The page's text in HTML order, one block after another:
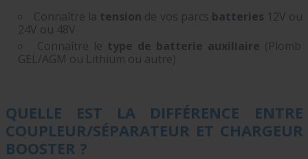
Connaître la tension de vos parcs batteries 12V ou
24V ou 48V
Connaître le type de batterie auxiliaire (Plomb
GEL/AGM ou Lithium ou autre)
QUELLE EST LA DIFFÉRENCE ENTRE
COUPLEUR/SÉPARATEUR ET CHARGEUR
BOOSTER ?